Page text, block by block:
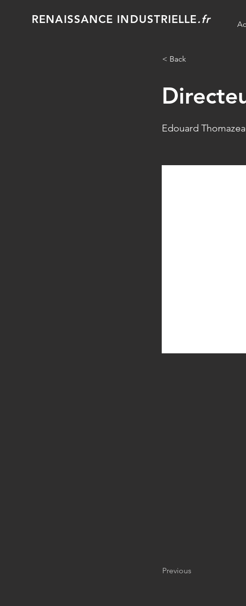
RENAISSANCE INDUSTRIELLE.fr
< Back
Edouard
Previous